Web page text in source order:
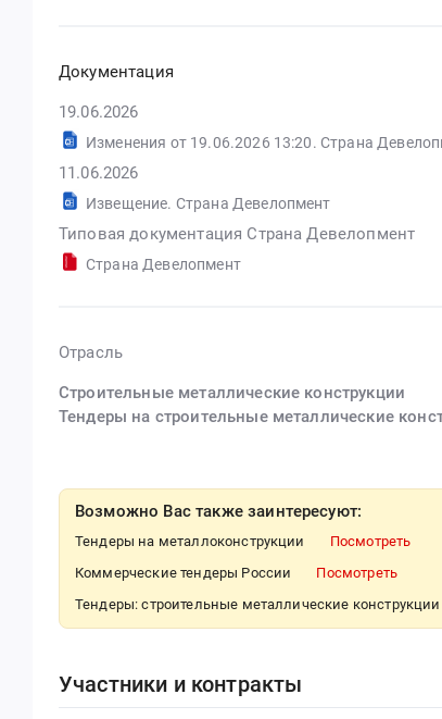
Документация
19.06.2026
11.06.2026
Извещение. Страна Девелопмент
Типовая документация Страна Девелопмент
Страна Девелопмент
Отрасль
Строительные металлические конструкции
Тендеры на строительные металлические
Возможно Вас также заинтересуют:
Тендеры на металлоконструкции
Посмотреть
Коммерческие тендеры России
Посмотреть
Тендеры: строительные металлические конструкции
Участники и контракты